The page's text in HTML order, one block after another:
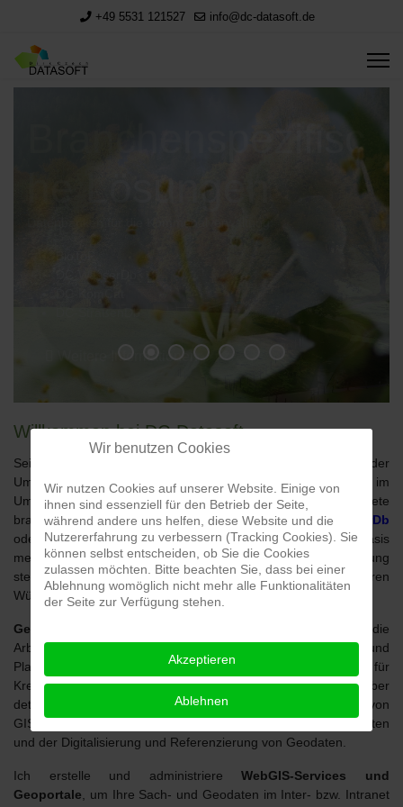
+49 5531 121527 info@dc-datasoft.de
Branchenspezifisc
he Lösungen
Datenbanken für die Kommunalverwaltung:
DC-WasserDb
DC-StraßenDb
Weitere Informationen
Willkommen bei DC-Datasoft
Seit 1995 bin ich als Diplom-Biologe für Sie in der
Umweltinformatik tätig. Die Entwicklung von Datenbanken im
Umweltbereich stellt einen meiner Schwerpunkte dar. Ich biete
branchenspezifische Lösungen, wie z.B.BioToP,DC-WasserDb
oderDC-StrassenDb
für kommunale Verwaltungen. Auf Basis
meiner langjährigen Erfahrungen und der Vielzahl zur Verfügung
stehender Module erstelle ich für Sie Anwendungen nach Ihren
Wünschen und Vorgaben.
Geografische Informationssysteme
stellen seit Jahren die
Arbeitsgrundlage von Kommunalverwaltungen und
Planungsbüros dar. Aufgrund meiner Tätigkeit für
Kreisverwaltungen im Raum Niedersachsen verfüge ich über
detaillierte Sachkenntnisse in der Anpassung und Entwicklung von
GIS-Software, der Administration von WebGIS-Kartendiensten
und der Digitalisierung und Referenzierung von Geodaten.
Ich erstelle und administriereWebGIS-Services und
Geoportale , um Ihre Sach- und Geodaten im Inter- bzw. Intranet
Wir benutzen Cookies
Wir nutzen Cookies auf unserer Website. Einige von
ihnen sind essenziell für den Betrieb der Seite,
während andere uns helfen, diese Website und die
Nutzererfahrung zu verbessern (Tracking Cookies). Sie
können selbst entscheiden, ob Sie die Cookies
zulassen möchten. Bitte beachten Sie, dass bei einer
Ablehnung womöglich nicht mehr alle Funktionalitäten
der Seite zur Verfügung stehen.
Akzeptieren
Ablehnen